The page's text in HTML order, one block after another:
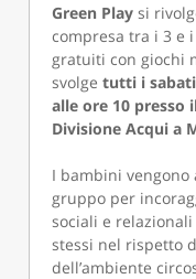
Green Playsi
compresa tra i 3 e
gratuiti con giochi
svolgetutti i
alle ore 10 presso
Divisione Acqui a
I bambini
gruppo per
sociali e
stessi nel rispetto
dell’ambiente